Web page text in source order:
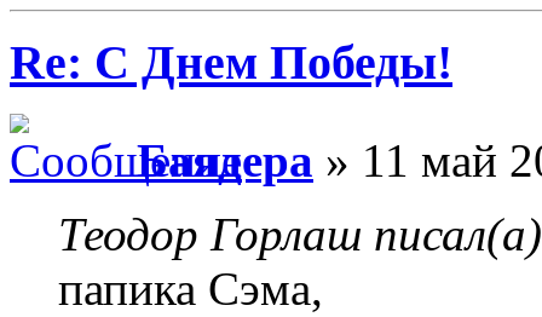
Re: С Днем Победы!
Баядера » 11 май
Теодор Горлаш
папика Сэма,